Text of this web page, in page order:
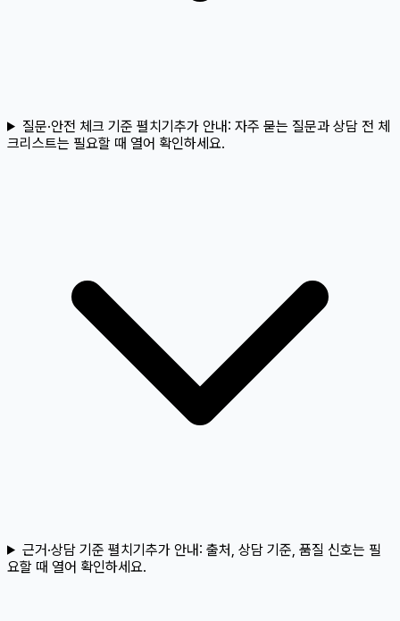
질문·안전 체크 기준 펼치기추가 안내: 자주 묻는 질문과 상담 전 체
크리스트는 필요할 때 열어 확인하세요.
근거·상담 기준 펼치기추가 안내: 출처, 상담 기준, 품질 신호는 필
요할 때 열어 확인하세요.